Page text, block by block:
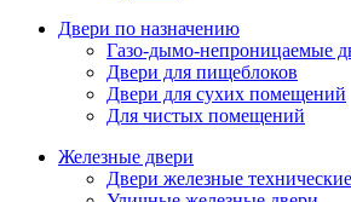
Двери по назначению
Газо-дымо-непроницаемые
Двери для пищеблоков
Двери для сухих помещений
Для чистых помещений
Железные двери
Двери железные технические